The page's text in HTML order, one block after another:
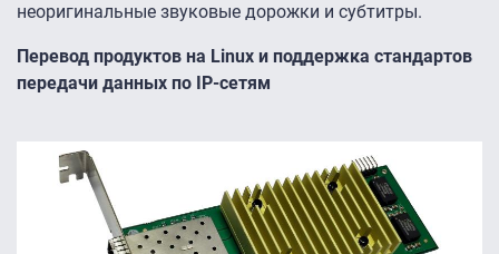
неоригинальные звуковые дорожки и субтитры.
Перевод продуктов на Linux и поддержка стандартов
передачи данных по IP-сетям